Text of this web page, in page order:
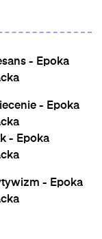
- Epoka
- Epoka
- Epoka
- Epoka